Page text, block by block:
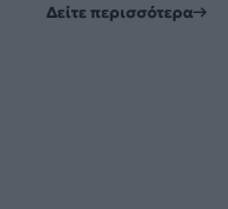
Δείτε περισσότερα